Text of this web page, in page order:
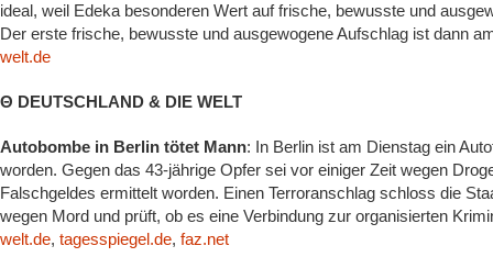
ideal, weil Edeka besonderen Wert auf frische, bewusste und
Der erste frische, bewusste und ausgewogene Aufschlag ist dann
welt.de
Θ DEUTSCHLAND & DIE WELT
Autobombe in Berlin tötet Mann: In Berlin ist am Dienstag ein
worden. Gegen das 43-jährige Opfer sei vor einiger Zeit wegen
Falschgeldes ermittelt worden. Einen Terroranschlag schloss die
wegen Mord und prüft, ob es eine Verbindung zur organisierten
welt.de, tagesspiegel.de, faz.net